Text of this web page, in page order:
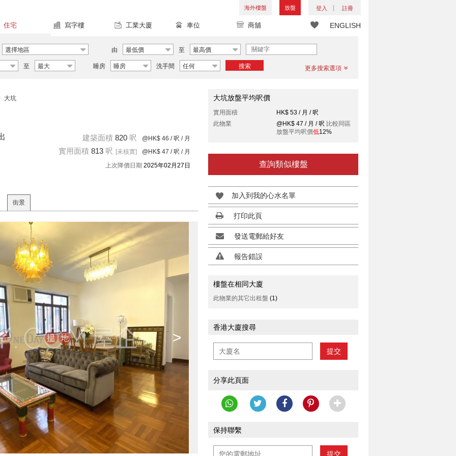
海外樓盤 放盤 登入 註冊
ENGLISH
住宅 寫字樓 工業大廈 車位 商舖
選擇地區 由 最低價 至 最高價
至 最大 睡房 睡房 洗手間 任何 搜索 更多搜索選項
大坑
建築面積 820 呎 @HK$ 46 / 呎 / 月
實用面積 813 呎 [未核實] @HK$ 47 / 呎 / 月
上次降價日期 2025年02月27日
街景
>
大坑放盤平均呎價
實用面積
HK$ 53 / 月 / 呎
此物業
@HK$ 47 / 月 / 呎 比較同區
放盤平均呎價低12%
查詢類似樓盤
加入到我的心水名單
打印此頁
發送電郵給好友
報告錯誤
樓盤在相同大廈
此物業的其它出租盤 (1)
香港大廈搜尋
提交
分享此頁面
保持聯繫
提交